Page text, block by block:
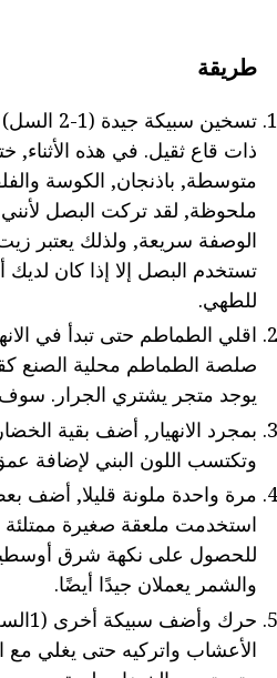
طريقة
تسخين
متوسطة, باذنجان, الكوسة
ملحوظة, لقد تركت البصل
الوصفة سريعة, ولذلك يعتبر زيت
للطهي.
اقلي الطماطم حتى تبدأ في
صلصة الطماطم محلية الصنع
يوجد متجر يشتري الجرار.
بمجرد الانهيار, أضف بقية
وتكتسب اللون البني لإضافة
مرة واحدة ملونة قليلا, أضف
استخدمت ملعقة صغيرة ممتلئة
للحصول على نكهة شرق
والشمر يعملان جيدًا أيضًا.
حرك